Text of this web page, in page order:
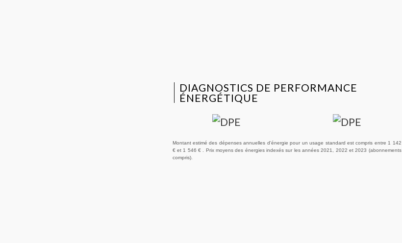
DIAGNOSTICS DE PERFORMANCE
ÉNERGÉTIQUE
Montant estimé des dépenses annuelles d'énergie pour un usage standard est compris entre 1 142
€ et 1 546 € . Prix moyens des énergies indexés sur les années 2021, 2022 et 2023 (abonnements
compris).